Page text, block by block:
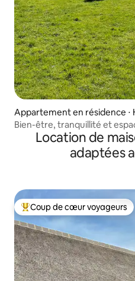
Appartement en résidence ⋅
Bien-être, tranquillité et
Location de
adaptées
Coups de cœur voyageurs les
Coup de cœur voyageurs